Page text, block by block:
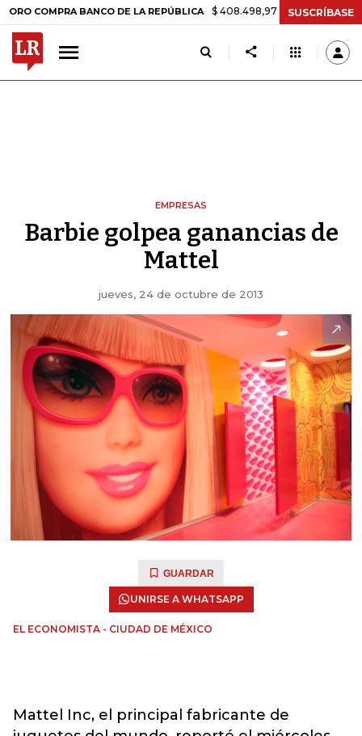
BANCO DE LA REPÚBLICA $ 408.498,97 +$ 8.753,81 +2,19%
SUSCRÍBASE
EMPRESAS
Barbie golpea ganancias de
Mattel
jueves, 24 de octubre de 2013
GUARDAR
UNIRSE A WHATSAPP
EL ECONOMISTA - CIUDAD DE MÉXICO
Mattel Inc, el principal fabricante de